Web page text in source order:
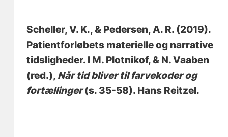
Scheller, V. K., & Pedersen, A. R. (2019).
Patientforløbets materielle og narrative
tidsligheder. I M. Plotnikof, & N. Vaaben
(red.), Når tid bliver til farvekoder og
fortællinger(s. 35-58). Hans Reitzel.